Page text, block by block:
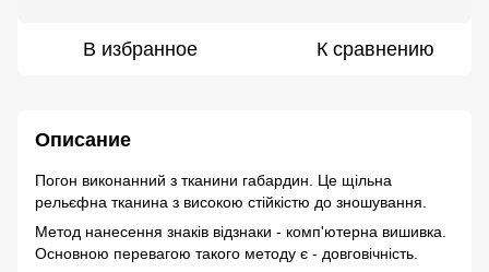
В избранное К сравнению
Описание
Погон виконанний з тканини габардин. Це щільна
рельєфна тканина з високою стійкістю до зношування.
Метод нанесення знаків відзнаки - комп'ютерна вишивка.
Основною перевагою такого методу є - довговічність.